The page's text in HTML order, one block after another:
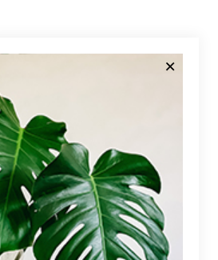
amet,
elit, sed do
ut labore et